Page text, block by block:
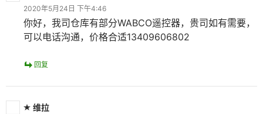
2020年5月24日 下午4:46
你好，我司仓库有部分WABCO遥控器，贵司如有需要，
可以电话沟通，价格合适13409606802
回复
维拉